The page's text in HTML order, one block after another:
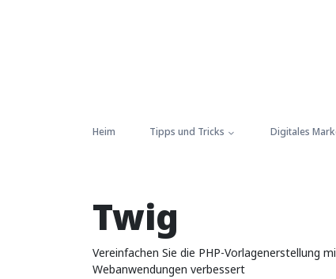
Heim Tipps und Tricks Digitales
Twig
Vereinfachen Sie die PHP-Vorlagenerstellung
Webanwendungen verbessert